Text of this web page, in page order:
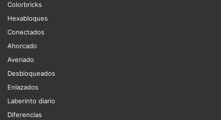
Colorbricks
Hexabloques
Conectados
Ahorcado
Averiado
Desbloqueados
Enlazados
Laberinto diario
Diferencias